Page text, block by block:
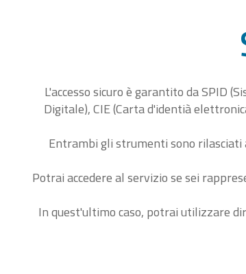
L'accesso sicuro è garantito da SPID
Digitale), CIE (Carta d'identià
Entrambi gli strumenti sono rilasciati
Potrai accedere al servizio se sei
In quest'ultimo caso, potrai utilizzare